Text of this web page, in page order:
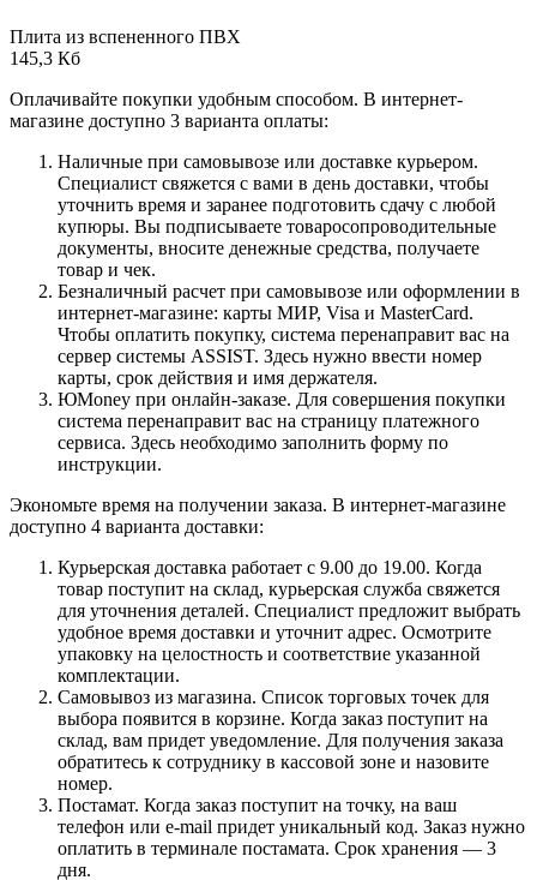
Плита из вспененного ПВХ
145,3 Кб
Оплачивайте покупки удобным способом. В интернет-
магазине доступно 3 варианта оплаты:
Наличные при самовывозе или доставке курьером.
Специалист свяжется с вами в день доставки, чтобы
уточнить время и заранее подготовить сдачу с любой
купюры. Вы подписываете товаросопроводительные
документы, вносите денежные средства, получаете
товар и чек.
Безналичный расчет при самовывозе или оформлении в
интернет-магазине: карты МИР, Visa и MasterCard.
Чтобы оплатить покупку, система перенаправит вас на
сервер системы ASSIST. Здесь нужно ввести номер
карты, срок действия и имя держателя.
ЮMoney при онлайн-заказе. Для совершения покупки
система перенаправит вас на страницу платежного
сервиса. Здесь необходимо заполнить форму по
инструкции.
Экономьте время на получении заказа. В интернет-магазине
доступно 4 варианта доставки:
Курьерская доставка работает с 9.00 до 19.00. Когда
товар поступит на склад, курьерская служба свяжется
для уточнения деталей. Специалист предложит выбрать
удобное время доставки и уточнит адрес. Осмотрите
упаковку на целостность и соответствие указанной
комплектации.
Самовывоз из магазина. Список торговых точек для
выбора появится в корзине. Когда заказ поступит на
склад, вам придет уведомление. Для получения заказа
обратитесь к сотруднику в кассовой зоне и назовите
номер.
Постамат. Когда заказ поступит на точку, на ваш
телефон или e-mail придет уникальный код. Заказ нужно
оплатить в терминале постамата. Срок хранения — 3
дня.